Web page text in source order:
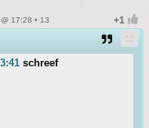
17:28 • 13
schreef